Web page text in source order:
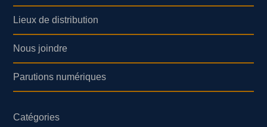
Lieux de distribution
Nous joindre
Parutions numériques
Catégories